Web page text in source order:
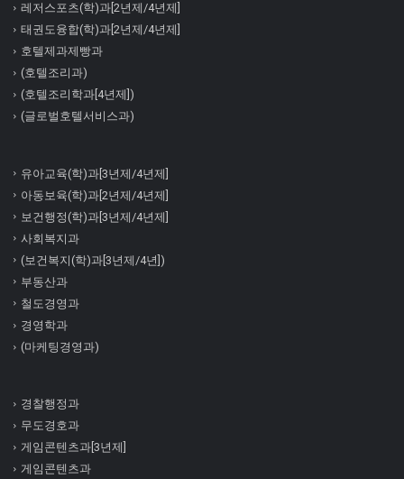
레저스포츠(학)과[2년제/4년제]
태권도융합(학)과[2년제/4년제]
호텔제과제빵과
(호텔조리과)
(호텔조리학과[4년제])
(글로벌호텔서비스과)
유아교육(학)과[3년제/4년제]
아동보육(학)과[2년제/4년제]
보건행정(학)과[3년제/4년제]
사회복지과
(보건복지(학)과[3년제/4년])
부동산과
철도경영과
경영학과
(마케팅경영과)
경찰행정과
무도경호과
게임콘텐츠과[3년제]
게임콘텐츠과